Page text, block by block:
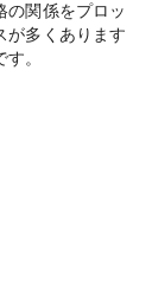
の関係をプロッ
が多くあります
。